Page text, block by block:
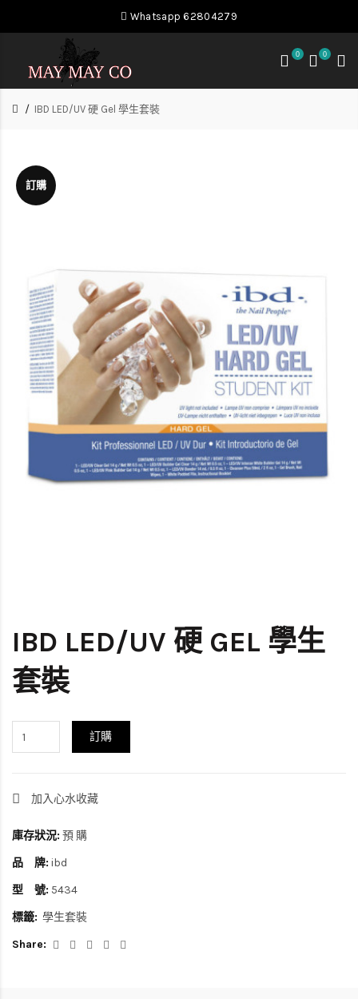
Whatsapp 62804279
0 0
IBD LED/UV 硬 Gel 學生套裝
訂購
IBD LED/UV 硬 GEL 學生
套裝
訂購
加入心水收藏
庫存狀況: 預 購
品 牌: ibd
型 號: 5434
標籤: 學生套裝
Share: